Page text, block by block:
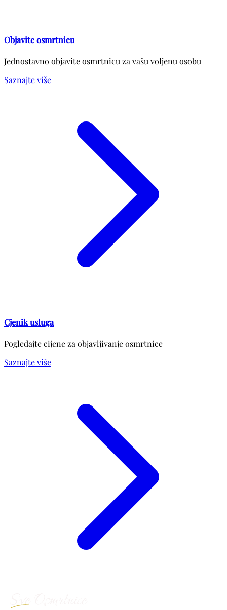
Objavite osmrtnicu
Jednostavno objavite osmrtnicu za vašu voljenu osobu
Saznajte više
Cjenik usluga
Pogledajte cijene za objavljivanje osmrtnice
Saznajte više